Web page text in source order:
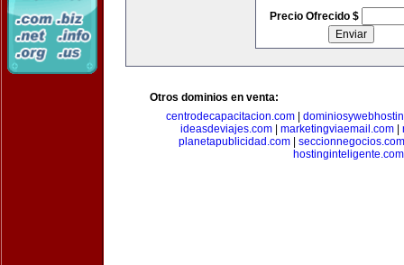
Precio Ofrecido $
Otros dominios en venta:
centrodecapacitacion.com
ideasdeviajes.com| marketingviaemail.com|
planetapublicidad.com| seccionnegocios.com
hostinginteligente.com